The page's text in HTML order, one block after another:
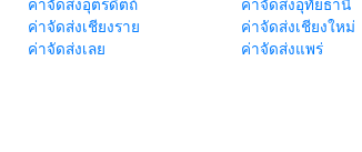
ค่าจัดส่งอุตรดิตถ์
ค่าจัดส่งอุทัยธานี
ค่าจัดส่งเชียงราย
ค่าจัดส่งเชียงใหม่
ค่าจัดส่งเลย
ค่าจัดส่งแพร่